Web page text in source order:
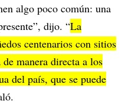
algo poco común: una
dijo. “La
centenarios con sitios
manera directa a los
del país, que se puede